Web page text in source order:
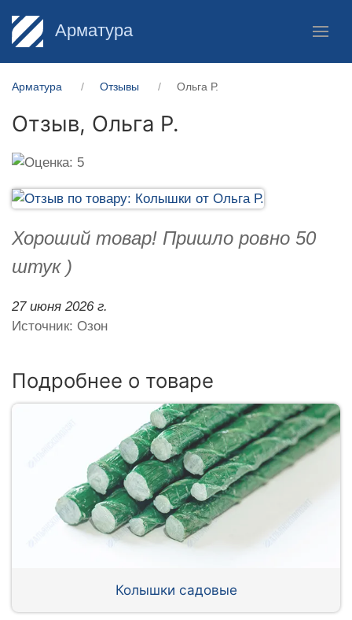
Арматура
Арматура Отзывы Ольга Р.
Отзыв, Ольга Р.
Хороший товар! Пришло ровно 50
штук )
27 июня 2026 г.
Источник: Озон
Подробнее о товаре
Колышки садовые